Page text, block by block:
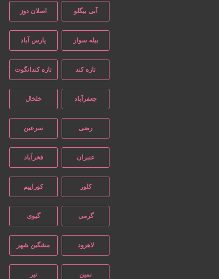
آبی بیگلو اصلان دوز
بیله سوار پارس آباد
تازه کند تازه کندانگوت
جعفرآباد خلخال
رضی سرعین
عنبران فخرآباد
کلور کوراییم
گرمی گیوی
لاهرود مشگین شهر
نمین